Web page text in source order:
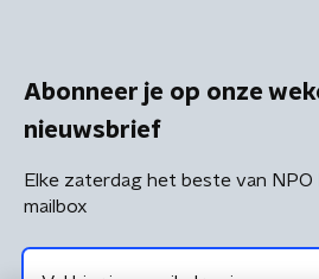
Abonneer je op onze
nieuwsbrief
Elke zaterdag het beste van NPO
mailbox